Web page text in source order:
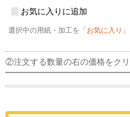
お気に入りに追加
選択中の用紙・加工を「 お気に入り
②注文する数量の右の価格をクリ